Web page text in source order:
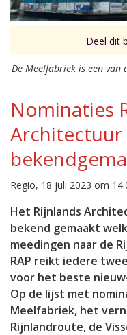
Deel dit
De Meelfabriek is een van
Nominaties
Architectuur
Regio, 18 juli 2023 om
Het Rijnlands
bekend gemaakt
meedingen naar de
RAP reikt iedere
voor het beste
Op de lijst met
Meelfabriek, het
Rijnlandroute, de